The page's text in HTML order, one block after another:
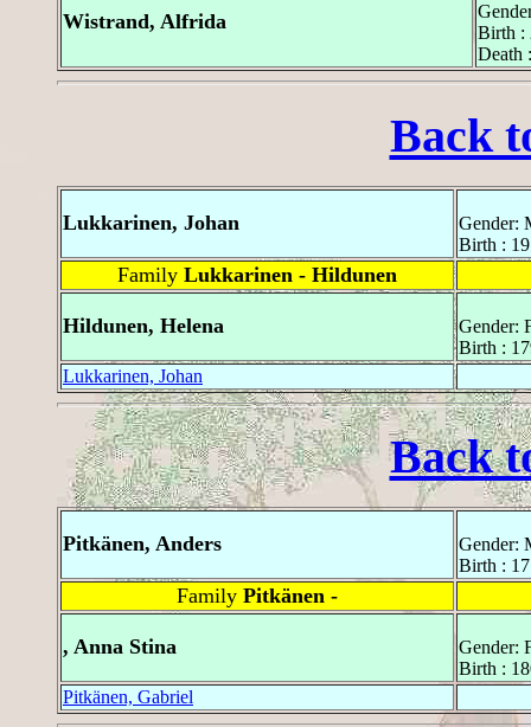
Wistrand, Alfrida
Birth :
Death
Back
Lukkarinen, Johan
Gender:
Birth :
Family Lukkarinen - Hildunen
Hildunen, Helena
Gender:
Birth :
Lukkarinen, Johan
Back
Pitkänen, Anders
Gender:
Birth :
Family Pitkänen -
, Anna Stina
Gender:
Birth :
Pitkänen, Gabriel